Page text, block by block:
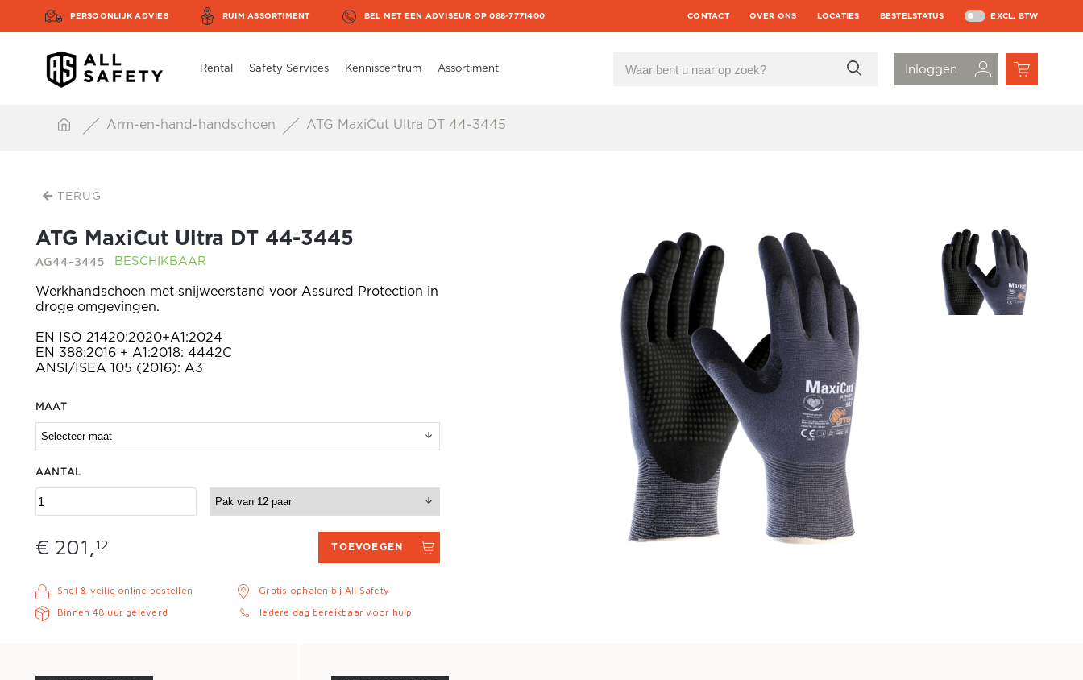
PERSOONLIJK ADVIES RUIM ASSORTIMENT BEL MET EEN ADVISEUR OP 088-7771400 CONTACT OVER ONS LOCATIES BESTELSTATUS EXCL. BTW
Rental Safety Services Kenniscentrum Assortiment
Arm-en-hand-handschoen ATG MaxiCut Ultra DT 44-3445
TERUG
ATG MaxiCut Ultra DT 44-3445
AG44-3445 BESCHIKBAAR
Werkhandschoen met snijweerstand voor Assured Protection in
droge omgevingen.
EN ISO 21420:2020+A1:2024
EN 388:2016 + A1:2018: 4442C
ANSI/ISEA 105 (2016): A3
MAAT
AANTAL
€ 201,12 TOEVOEGEN
Snel & veilig online bestellen
Binnen 48 uur geleverd
Gratis ophalen bij All Safety
Iedere dag bereikbaar voor hulp